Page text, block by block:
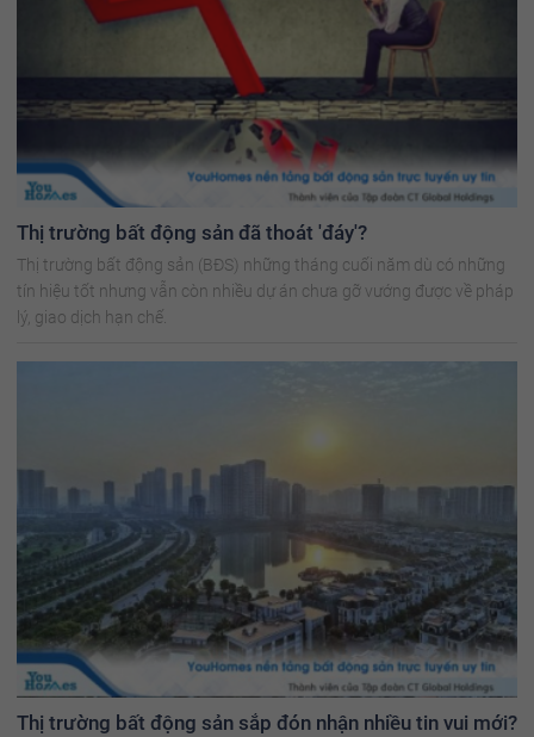
Thị trường bất động sản đã thoát 'đáy'?
Thị trường bất động sản (BĐS) những tháng cuối năm dù có những
tín hiệu tốt nhưng vẫn còn nhiều dự án chưa gỡ vướng được về pháp
lý, giao dịch hạn chế.
Thị trường bất động sản sắp đón nhận nhiều tin vui mới?